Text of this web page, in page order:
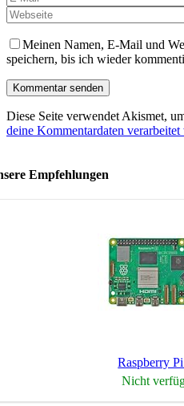
Meinen Namen, E-Mail und
speichern, bis ich wieder
Diese Seite verwendet Akismet,
deine Kommentardaten verarbeitet
Empfehlungen
Raspberry
Nicht